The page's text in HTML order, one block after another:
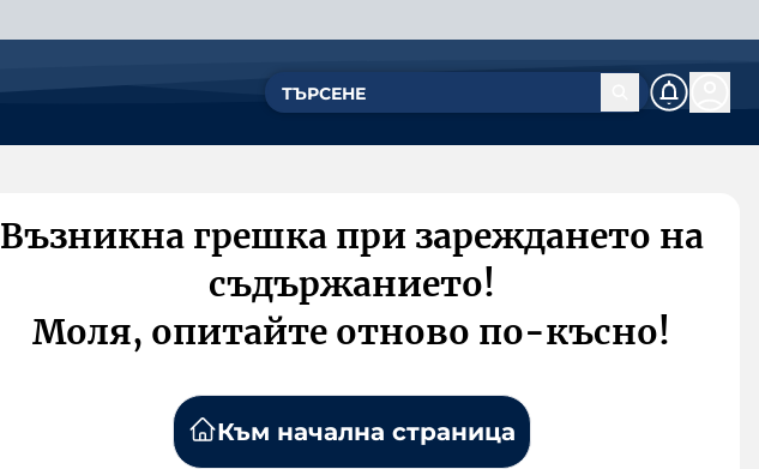
Възникна грешка при зареждането на
съдържанието!
Моля, опитайте отново по-късно!
Към начална страница